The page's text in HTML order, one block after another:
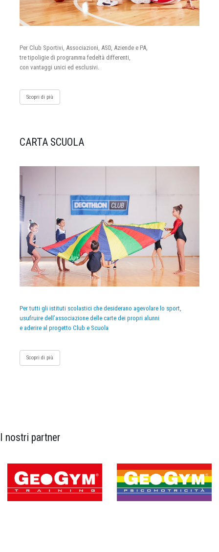
Per Club Sportivi, Associazioni, ASD, Aziende e PA,
tre tipoligie di programma fedeltà differenti,
con vantaggi unici ed esclusivi.
Scopri di più
CARTA SCUOLA
Per tutti gli istituti scolastici che desiderano agevolare lo sport,
usufruire dell’associazione delle carte dei propri alunni
e aderire al progetto Club e Scuola
Scopri di più
I nostri partner